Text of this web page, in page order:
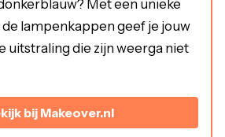
Met een unieke
lampenkappen geef je jouw
uitstraling die zijn weerga niet
bij Makeover.nl